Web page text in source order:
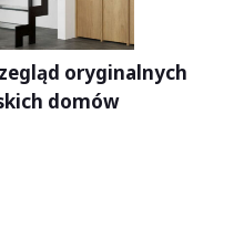
oryginalnych
domów